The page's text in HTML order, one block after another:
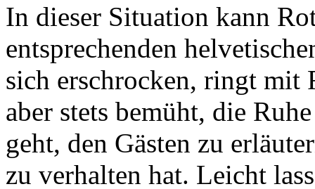
In dieser Situation kann
entsprechenden
sich erschrocken, ringt mit
aber stets bemüht, die
geht, den Gästen zu
zu verhalten hat. Leicht